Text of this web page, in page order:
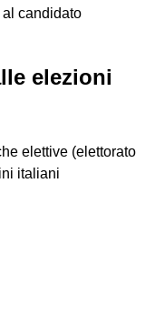
candidato
elezioni
elettive (elettorato
italiani